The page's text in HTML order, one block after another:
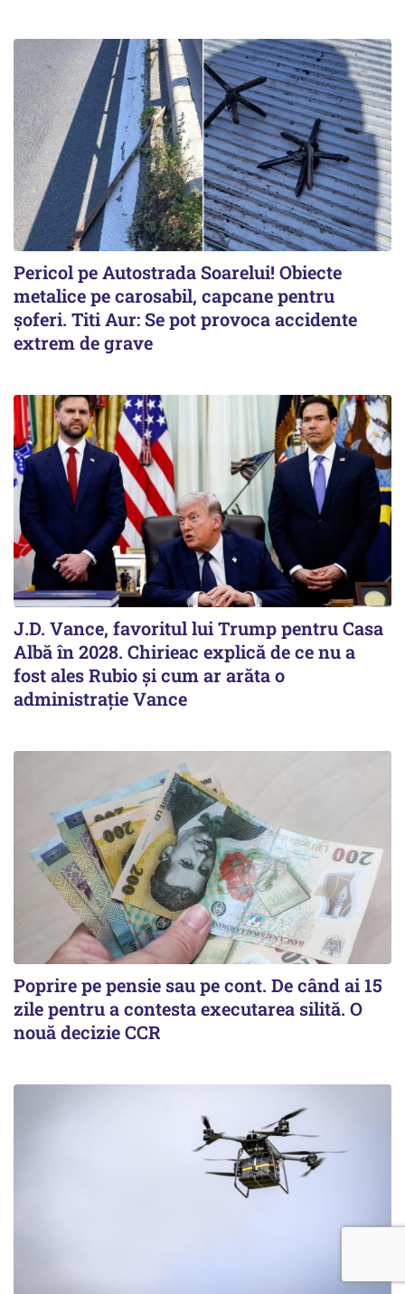
Pericol pe Autostrada Soarelui! Obiecte
metalice pe carosabil, capcane pentru
șoferi. Titi Aur: Se pot provoca accidente
extrem de grave
J.D. Vance, favoritul lui Trump pentru Casa
Albă în 2028. Chirieac explică de ce nu a
fost ales Rubio și cum ar arăta o
administrație Vance
Poprire pe pensie sau pe cont. De când ai 15
zile pentru a contesta executarea silită. O
nouă decizie CCR